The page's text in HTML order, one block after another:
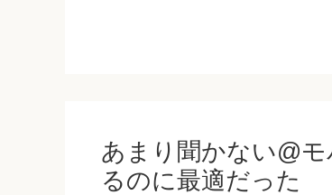
あまり聞かない@
るのに最適だった